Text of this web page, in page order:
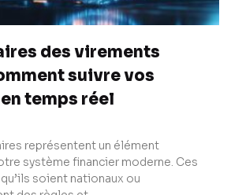
des virements
suivre vos
temps réel
représentent un élément
système financier moderne. Ces
soient nationaux ou